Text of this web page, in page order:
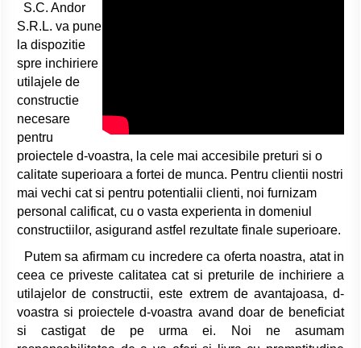
S.C. Andor
S.R.L. va pune
la dispozitie
spre inchiriere
utilajele de
constructie
necesare
pentru
proiectele d-voastra, la cele mai accesibile preturi si o
calitate superioara a fortei de munca. Pentru clientii nostri
mai vechi cat si pentru potentialii clienti, noi furnizam
personal calificat, cu o vasta experienta in domeniul
constructiilor, asigurand astfel rezultate finale superioare.
Putem sa afirmam cu incredere ca oferta noastra, atat in
ceea ce priveste calitatea cat si preturile de inchiriere a
utilajelor de constructii, este extrem de avantajoasa, d-
voastra si proiectele d-voastra avand doar de beneficiat
si castigat de pe urma ei. Noi ne asumam